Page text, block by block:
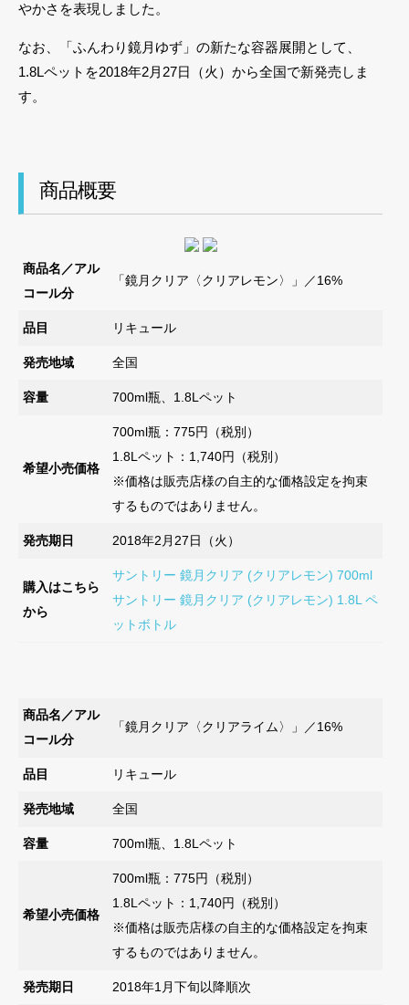
やかさを表現しました。
なお、「ふんわり鏡月ゆず」の新たな容器展開として、
1.8Lペットを2018年2月27日（火）から全国で新発売しま
す。
商品概要
商品名／アル
コール分
「鏡月クリア〈クリアレモン〉」／16%
品目 リキュール
発売地域 全国
容量 700ml瓶、1.8Lペット
希望小売価格
700ml瓶：775円（税別）
1.8Lペット：1,740円（税別）
※価格は販売店様の自主的な価格設定を拘束
するものではありません。
発売期日 2018年2月27日（火）
購入はこちら
から
サントリー 鏡月クリア (クリアレモン) 700ml
サントリー 鏡月クリア (クリアレモン) 1.8L ペ
ットボトル
商品名／アル
コール分
「鏡月クリア〈クリアライム〉」／16%
品目 リキュール
発売地域 全国
容量 700ml瓶、1.8Lペット
希望小売価格
700ml瓶：775円（税別）
1.8Lペット：1,740円（税別）
※価格は販売店様の自主的な価格設定を拘束
するものではありません。
発売期日 2018年1月下旬以降順次